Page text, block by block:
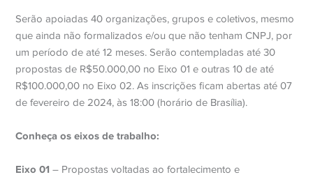
Serão apoiadas 40 organizações, grupos e coletivos, mesmo
que ainda não formalizados e/ou que não tenham CNPJ, por
um período de até 12 meses. Serão contempladas até 30
propostas de R$50.000,00 no Eixo 01 e outras 10 de até
R$100.000,00 no Eixo 02. As inscrições ficam abertasaté 07
de fevereiro de 2024, às 18:00 (horário de Brasília).
Conheça os eixos de trabalho:
Eixo 01 – Propostas voltadas ao fortalecimento e